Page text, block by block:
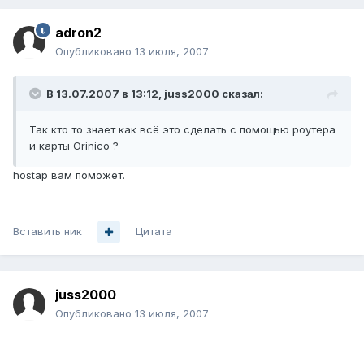
adron2
Опубликовано 13 июля, 2007
В 13.07.2007 в 13:12, juss2000 сказал:
Так кто то знает как всё это сделать с помощью роутера
и карты Orinico ?
hostap вам поможет.
Вставить ник Цитата
juss2000
Опубликовано 13 июля, 2007